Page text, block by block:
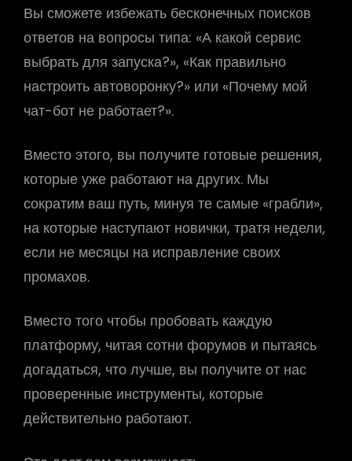
Вы сможете избежать бесконечных поисков
ответов на вопросы типа: «А какой сервис
выбрать для запуска?», «Как правильно
настроить автоворонку?» или «Почему мой
чат-бот не работает?».
Вместо этого, вы получите готовые решения,
которые уже работают на других. Мы
сократим ваш путь, минуя те самые «грабли»,
на которые наступают новички, тратя недели,
если не месяцы на исправление своих
промахов.
Вместо того чтобы пробовать каждую
платформу, читая сотни форумов и пытаясь
догадаться, что лучше, вы получите от нас
проверенные инструменты, которые
действительно работают.